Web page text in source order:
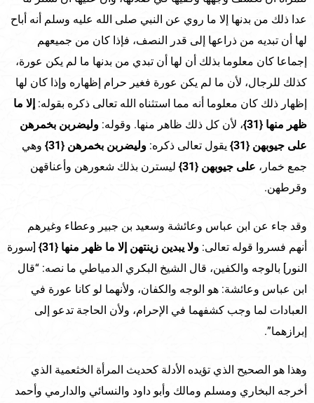
عدا ذلك من بدنها إلا ما روي عن النبي صلى الله عليه وسلم أنه أباح
لها أن تبديه من ذراعها إلى قدر النصف، فإذا كان من جميعهم
إجماعا كان معلوما بذلك أن لها أن تبدي من بدنها ما لم يكن عورة،
كذلك للرجال، لأن ما لم يكن عورة فغير حرام إظهاره وإذا كان لها
إظهار ذلك كان معلوما أنه مما استثناه الله تعالى ذكره بقوله: إلا ما
ظهر منها {31} ، لأن كل ذلك ظاهر منها. وقوله: وليضربن بخمرهن
على جيوبهن {31} يقول تعالى ذكره: وليضربن بخمرهن {31}
وهي
جمع خمار، على جيوبهن {31}
ليسترن بذلك شعورهن وأعناقهن
وقرطهن.
وقد جاء عن ابن عباس وعائشة وسعيد بن جبير وعطاء وغيرهم
أنهم فسروا قوله تعالى: ولا يبدين زينتهن إلا ما ظهر منها {31}
[سورة
النور] بالوجه والكفين، قال الشيخ البكري الدمياطي ما نصه: “قال
ابن عباس وعائشة: هو الوجه والكفان، ولأنهما لو كانا عورة في
العبادات لما وجب كشفهما في الإحرام، ولأن الحاجة تدعو إلى
إبرازهما”.
وهذا هو الصحيح الذي تؤيده الأدلة كحديث المرأة الخثعمية الذي
أخرجه البخاري ومسلم ومالك وأبو داود والنسائي والدارمي وأحمد